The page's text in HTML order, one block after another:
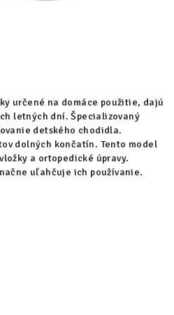
určené na domáce použitie, dajú
letných dní. Špecializovaný
detského chodidla.
dolných končatín. Tento model
a ortopedické úpravy.
uľahčuje ich používanie.